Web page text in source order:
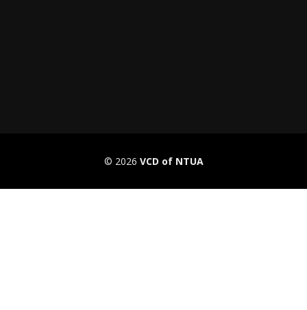
© 2026 VCD of NTUA